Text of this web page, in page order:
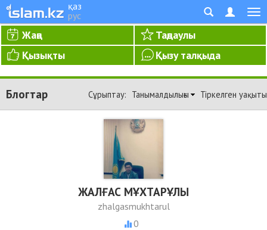
қаз
рус
Жаңа
Таңдаулы
Қызықты
Қызу талқыда
Блогтар Сұрыптау: Танымалдылығы Тіркелген уақыты
ЖАЛҒАС МҰХТАРҰЛЫ
zhalgasmukhtarul
0